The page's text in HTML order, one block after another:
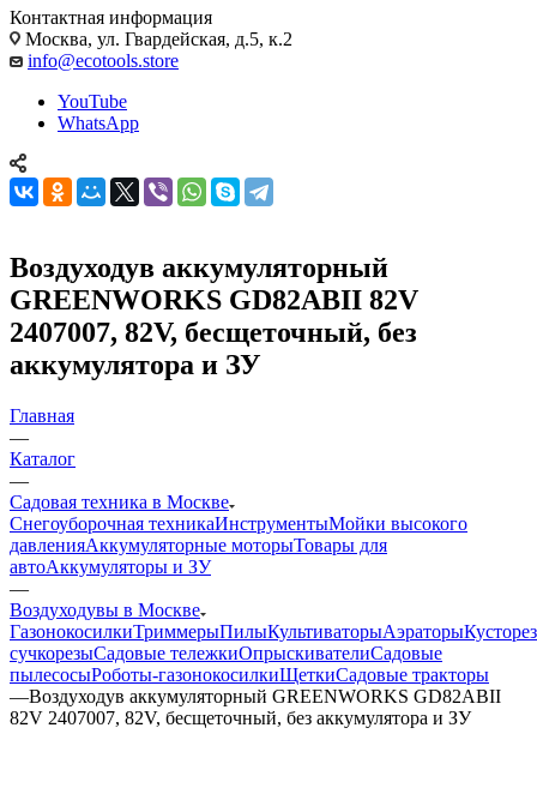
Контактная информация
Москва, ул. Гвардейская, д.5, к.2
info@ecotools.store
YouTube
WhatsApp
Воздуходув аккумуляторный
GREENWORKS GD82ABII 82V
2407007, 82V, бесщеточный, без
аккумулятора и ЗУ
Главная
—
Каталог
—
Садовая техника в Москве
Снегоуборочная техникаИнструментыМойки высокого
давленияАккумуляторные моторыТовары для
автоАккумуляторы и ЗУ
—
Воздуходувы в Москве
ГазонокосилкиТриммерыПилыКультиваторыАэраторы
сучкорезыСадовые тележкиОпрыскивателиСадовые
пылесосыРоботы-газонокосилкиЩеткиСадовые тракторы
—Воздуходув аккумуляторный GREENWORKS GD82ABII
82V 2407007, 82V, бесщеточный, без аккумулятора и ЗУ